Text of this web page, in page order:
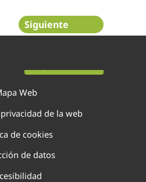
Siguiente
Web
de la web
de cookies
de datos